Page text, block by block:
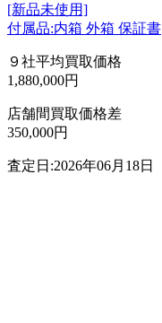
[新品未使用]
付属品:内箱 外箱 保証書
９社平均買取価格
1,880,000円
店舗間買取価格差
350,000円
査定日:2026年06月18日